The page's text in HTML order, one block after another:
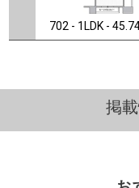
702 - 1LDK -
掲